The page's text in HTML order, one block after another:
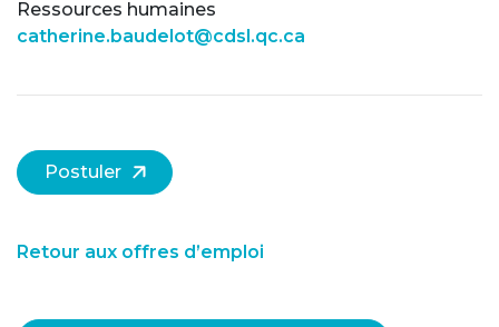
Ressources humaines
catherine.baudelot@cdsl.qc.ca
Postuler
Retour aux offres d’emploi